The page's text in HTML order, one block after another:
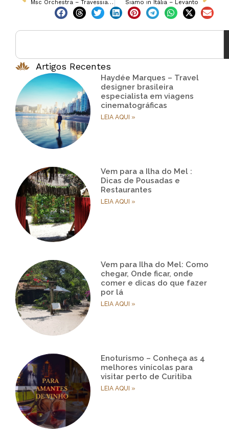
Msc Orchestra – Travessia Atlântica Brasil/Itália – Parte 6 Siamo in Itália – Levanto
Artigos Recentes
Haydée Marques – Travel
designer brasileira
especialista em viagens
cinematográficas
LEIA AQUI »
Vem para a Ilha do Mel :
Dicas de Pousadas e
Restaurantes
LEIA AQUI »
Vem para Ilha do Mel: Como
chegar, Onde ficar, onde
comer e dicas do que fazer
por lá
LEIA AQUI »
Enoturismo – Conheça as 4
melhores vinícolas para
visitar perto de Curitiba
LEIA AQUI »